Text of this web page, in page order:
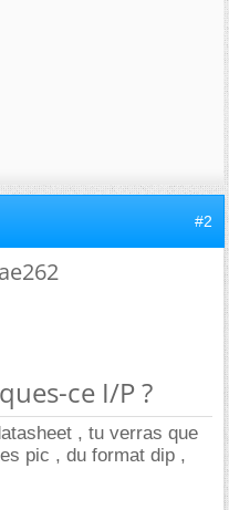
#2
ce I/P ?
, tu verras que
pic , du format dip ,